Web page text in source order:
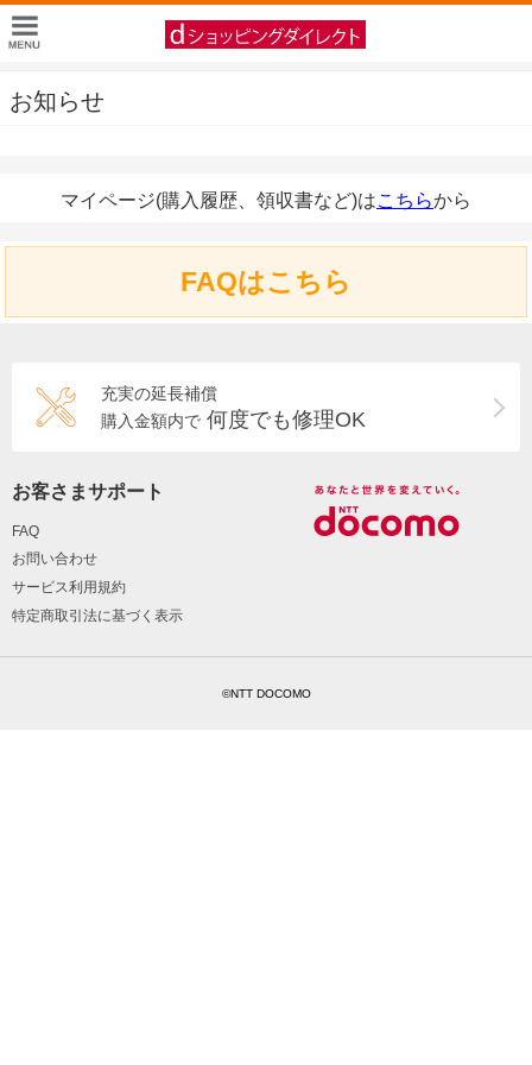
お知らせ
マイページ(購入履歴、領収書など)はこちらから
FAQはこちら
充実の延長補償
購入金額内で 何度でも修理OK
お客さまサポート
FAQ
お問い合わせ
サービス利用規約
特定商取引法に基づく表示
©NTT DOCOMO